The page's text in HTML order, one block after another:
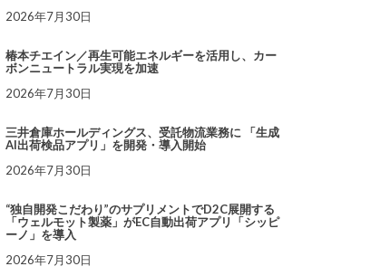
2026年7月30日
椿本チエイン／再生可能エネルギーを活用し、カー
ボンニュートラル実現を加速
2026年7月30日
三井倉庫ホールディングス、受託物流業務に 「生成
AI出荷検品アプリ」を開発・導入開始
2026年7月30日
“独自開発こだわり”のサプリメントでD2C展開する
「ウェルモット製薬」がEC自動出荷アプリ「シッピ
ーノ」を導入
2026年7月30日